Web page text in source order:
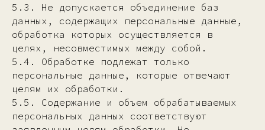
5.3. Не допускается объединение баз
данных, содержащих персональные данные,
обработка которых осуществляется в
целях, несовместимых между собой.
5.4. Обработке подлежат только
персональные данные, которые отвечают
целям их обработки.
5.5. Содержание и объем обрабатываемых
персональных данных соответствуют